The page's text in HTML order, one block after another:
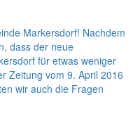
Markersdorf! Nachdem
dass der neue
für etwas weniger
Zeitung vom 9. April 2016
wir auch die Fragen